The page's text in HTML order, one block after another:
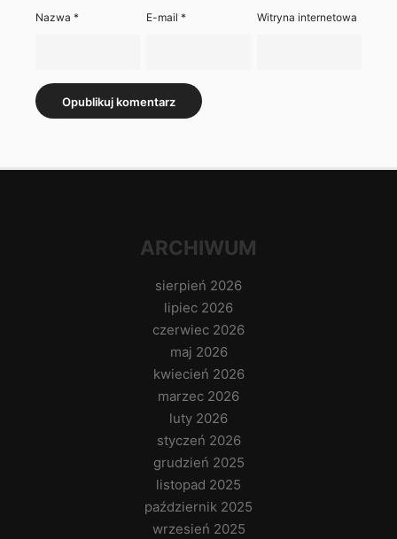
Nazwa * E-mail* Witryna internetowa
ARCHIWUM
sierpień 2026
lipiec 2026
czerwiec 2026
maj 2026
kwiecień 2026
marzec 2026
luty 2026
styczeń 2026
grudzień 2025
listopad 2025
październik 2025
wrzesień 2025